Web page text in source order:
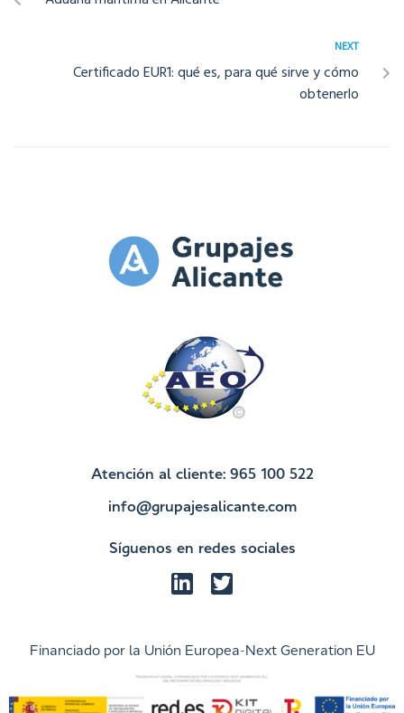
NEXT
Certificado EUR1: qué es, para qué sirve y cómo
obtenerlo
Atención al cliente: 965 100 522
info@grupajesalicante.com
Síguenos en redes sociales
Financiado por la Unión Europea-Next Generation EU